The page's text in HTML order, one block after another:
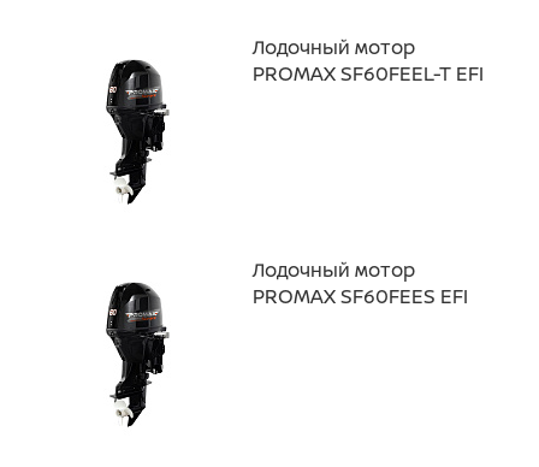
Лодочный мотор
PROMAX SF60FEEL-T EFI
Лодочный мотор
PROMAX SF60FEES EFI